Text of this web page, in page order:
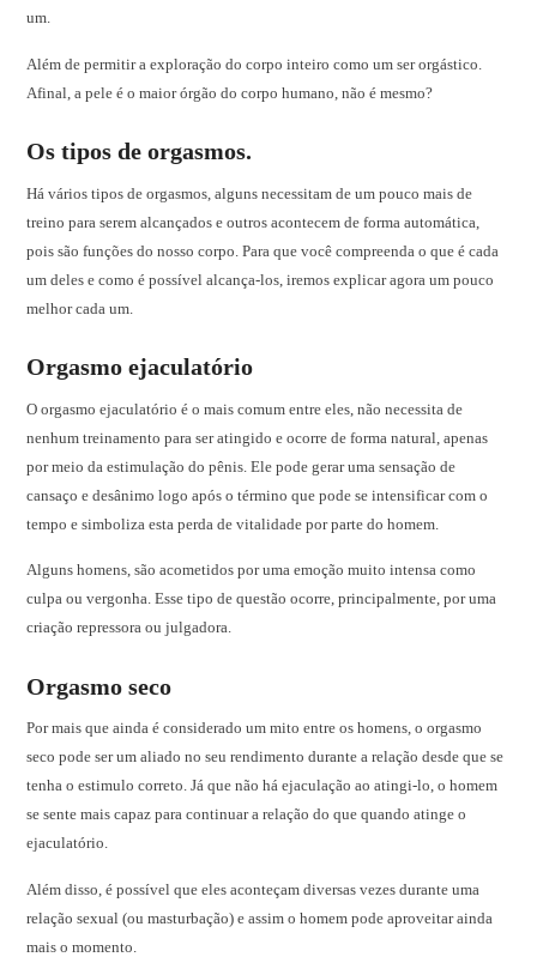
um.
Além de permitir a exploração do corpo inteiro como um ser orgástico.
Afinal, a pele é o maior órgão do corpo humano, não é mesmo?
Os tipos de orgasmos.
Há vários tipos de orgasmos, alguns necessitam de um pouco mais de
treino para serem alcançados e outros acontecem de forma automática,
pois são funções do nosso corpo. Para que você compreenda o que é cada
um deles e como é possível alcança-los, iremos explicar agora um pouco
melhor cada um.
Orgasmo ejaculatório
O orgasmo ejaculatório é o mais comum entre eles, não necessita de
nenhum treinamento para ser atingido e ocorre de forma natural, apenas
por meio da estimulação do pênis. Ele pode gerar uma sensação de
cansaço e desânimo logo após o término que pode se intensificar com o
tempo e simboliza esta perda de vitalidade por parte do homem.
Alguns homens, são acometidos por uma emoção muito intensa como
culpa ou vergonha. Esse tipo de questão ocorre, principalmente, por uma
criação repressora ou julgadora.
Orgasmo seco
Por mais que ainda é considerado um mito entre os homens, o orgasmo
seco pode ser um aliado no seu rendimento durante a relação desde que se
tenha o estimulo correto. Já que não há ejaculação ao atingi-lo, o homem
se sente mais capaz para continuar a relação do que quando atinge o
ejaculatório.
Além disso, é possível que eles aconteçam diversas vezes durante uma
relação sexual (ou masturbação) e assim o homem pode aproveitar ainda
mais o momento.